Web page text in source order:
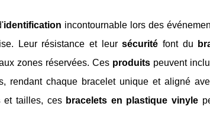
identification incontournable lors des
Leur résistance et leursécurité font du
zones réservées. Ces produits peuvent
rendant chaque bracelet unique et aligné
et tailles, ces bracelets en plastique vinyle